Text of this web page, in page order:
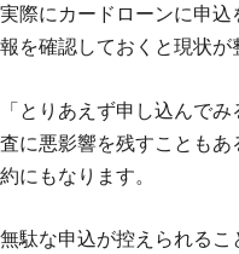
実際にカードローンに申
報を確認しておくと現状が
「とりあえず申し込んで
査に悪影響を残すことも
約にもなります。
無駄な申込が控えられるこ